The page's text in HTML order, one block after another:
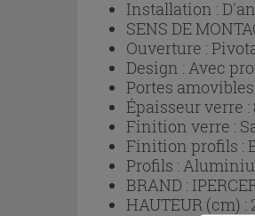
Installation :
SENS DE
Ouverture :
Design :Avec
Portes
Épaisseur verre :
Finition verre :
Finition profils :
Profils :
BRAND :
HAUTEUR (cm) :